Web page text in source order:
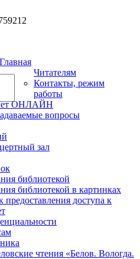
Главная
Читателям
Контакты, режим
работы
ОНЛАЙН
вопросы
зал
библиотекой
библиотекой в картинках
предоставления доступа к
чтения «Белов. Вологда.